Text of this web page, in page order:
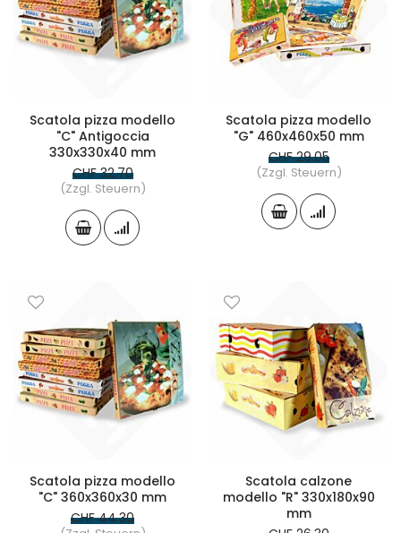
Scatola pizza modello
"C" Antigoccia
330x330x40 mm
CHF 32.70
(Zzgl. Steuern)
Scatola pizza modello
"G" 460x460x50 mm
CHF 29.05
(Zzgl. Steuern)
Scatola pizza modello
"C" 360x360x30 mm
CHF 44.30
Scatola calzone
modello "R" 330x180x90
mm